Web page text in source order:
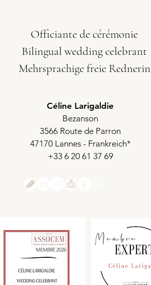
Officiante de cérémonie
Bilingual wedding celebrant
Mehrsprachige freie Rednerin
Céline Larigaldie
Bezanson
3566 Route de Parron
47170 Lannes - Frankreich*
+33 6 20 61 37 69